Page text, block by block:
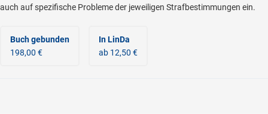
auch auf spezifische Probleme der jeweiligen Strafbestimmungen ein.
Buch gebunden
198,00 €
In LinDa
ab 12,50 €